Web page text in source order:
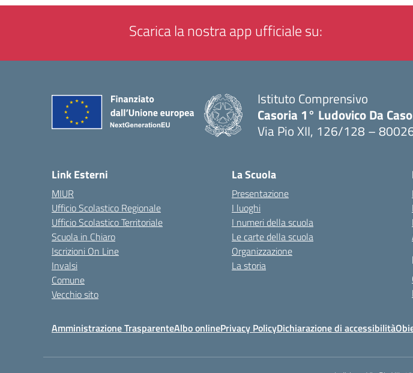
Scarica la nostra app ufficiale su:
Istituto Comprensivo
Casoria 1° Ludovico Da
Via Pio XII, 126/128 –
Link Esterni
MIUR
Ufficio Scolastico Regionale
Ufficio Scolastico Territoriale
Scuola in Chiaro
Iscrizioni On Line
Invalsi
Comune
Vecchio sito
La Scuola
Presentazione
I luoghi
I numeri della scuola
Le carte della scuola
Organizzazione
La storia
Amministrazione TrasparenteAlbo onlinePrivacy PolicyDichiarazione di accessibilità